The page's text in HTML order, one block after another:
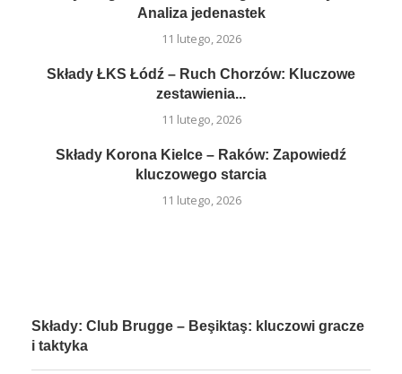
Analiza jedenastek
11 lutego, 2026
Składy ŁKS Łódź – Ruch Chorzów: Kluczowe
zestawienia...
11 lutego, 2026
Składy Korona Kielce – Raków: Zapowiedź
kluczowego starcia
11 lutego, 2026
Składy: Club Brugge – Beşiktaş: kluczowi gracze
i taktyka